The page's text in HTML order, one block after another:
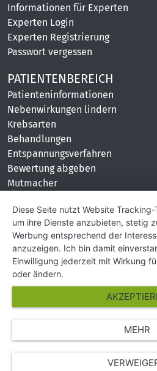
Informationen für Experten
Experten Login
Experten Registrierung
Passwort vergessen
PATIENTENBEREICH
Patienteninformationen
Nebenwirkungen lindern
Krebsarten
Behandlungen
Entspannungsverfahren
Bewertung abgeben
Mutmacher
KONTAKT
Impressum
Hilfe und Kontakt
Partner
Presse
Über Uns
© Copyright 2026 SGK Stärker
Diese Seite nutzt Website
um ihre Dienste anzubieten, stetig
Werbung entsprechend der
anzuzeigen. Ich bin damit
Einwilligung jederzeit mit Wirkung
oder ändern.
MEHR